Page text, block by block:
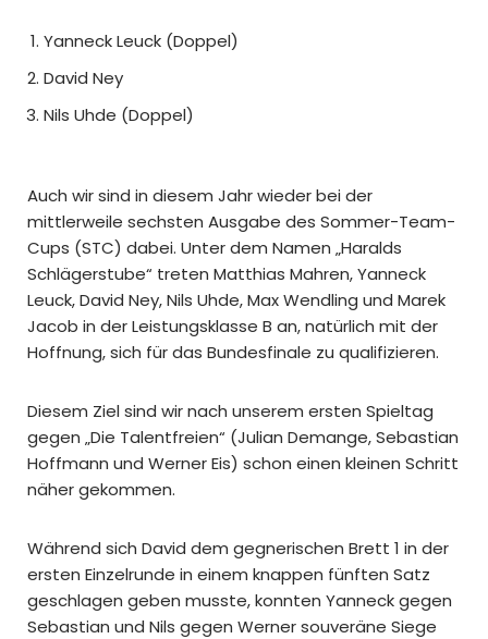
Yanneck Leuck (Doppel)
David Ney
Nils Uhde (Doppel)
Auch wir sind in diesem Jahr wieder bei der
mittlerweile sechsten Ausgabe des Sommer-Team-
Cups (STC) dabei. Unter dem Namen „Haralds
Schlägerstube“ treten Matthias Mahren, Yanneck
Leuck, David Ney, Nils Uhde, Max Wendling und Marek
Jacob in der Leistungsklasse B an, natürlich mit der
Hoffnung, sich für das Bundesfinale zu qualifizieren.
Diesem Ziel sind wir nach unserem ersten Spieltag
gegen „Die Talentfreien“ (Julian Demange, Sebastian
Hoffmann und Werner Eis) schon einen kleinen Schritt
näher gekommen.
Während sich David dem gegnerischen Brett 1 in der
ersten Einzelrunde in einem knappen fünften Satz
geschlagen geben musste, konnten Yanneck gegen
Sebastian und Nils gegen Werner souveräne Siege